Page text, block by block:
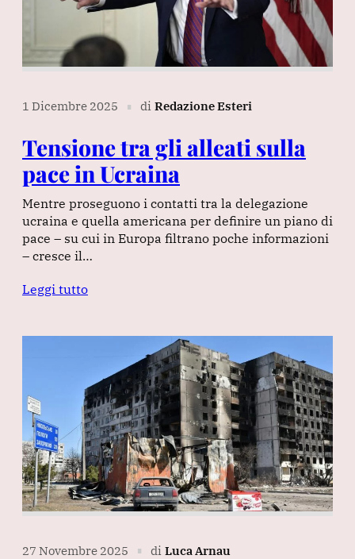
1 Dicembre 2025 ∎ di Redazione Esteri
Tensione tra gli alleati sulla
pace in Ucraina
Mentre proseguono i contatti tra la delegazione
ucraina e quella americana per definire un piano di
pace – su cui in Europa filtrano poche informazioni
– cresce il…
Leggi tutto
27 Novembre 2025 ∎ di Luca Arnau